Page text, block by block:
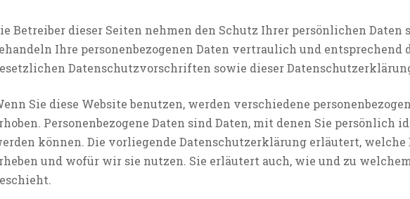
Betreiber dieser Seiten nehmen den Schutz Ihrer persönlichen Daten
Ihre personenbezogenen Daten vertraulich und entsprechend
Datenschutzvorschriften sowie dieser
Sie diese Website benutzen, werden verschiedene
Personenbezogene Daten sind Daten, mit denen Sie persönlich
können. Die vorliegende Datenschutzerklärung erläutert, welche
und wofür wir sie nutzen. Sie erläutert auch, wie und zu